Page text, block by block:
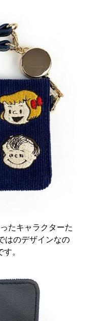
たキャラクターた
はのデザインなの
。